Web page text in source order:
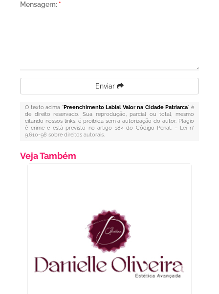
Mensagem: *
Enviar
O texto acima "Preenchimento Labial Valor na Cidade Patriarca" é
de direito reservado. Sua reprodução, parcial ou total, mesmo
citando nossos links, é proibida sem a autorização do autor. Plágio
é crime e está previsto no artigo 184 do Código Penal. – Lei n°
9.610-98 sobre direitos autorais.
Veja Também